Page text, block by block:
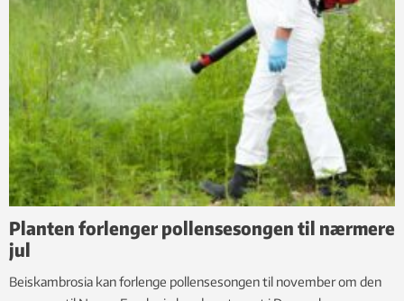
Planten forlenger pollensesongen til nærmere
jul
Beiskambrosia kan forlenge pollensesongen til november om den